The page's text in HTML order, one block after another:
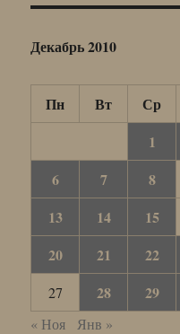
Декабрь 2010
Пн Вт Ср
1
6
7 8
13
14 15
20
21 22
27 28 29
« Ноя Янв »